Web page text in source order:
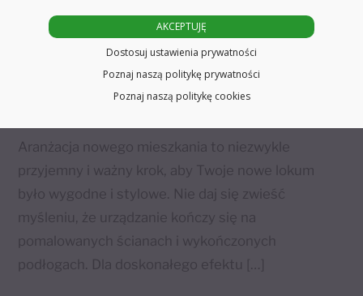
Aranżacja nowego mieszkania:
5 detali, o których możesz
Aranżacja nowego mieszkania to niezwykle
przyjemny i ważny krok, aby Twoje nowe lokum
było wygodne i stylowe. Nie daj się zwieść
myśleniu, że urządzanie kończy się na
pomalowanych ścianach i wykończonych
podłogach. Dla doskonałego efektu […]
AKCEPTUJĘ
Dostosuj ustawienia prywatności
Poznaj naszą politykę prywatności
Poznaj naszą politykę cookies